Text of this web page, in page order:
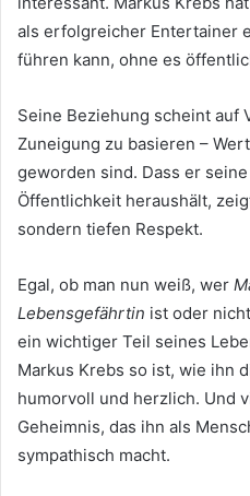
als erfolgreicher Entertainer
führen kann, ohne es
Seine Beziehung scheint auf
Zuneigung zu basieren –
geworden sind. Dass er
Öffentlichkeit heraushält,
sondern tiefen Respekt.
Egal, ob man nun weiß, wer
Lebensgefährtin ist oder
ein wichtiger Teil seines
Markus Krebs so ist, wie ihn
humorvoll und herzlich. Und
Geheimnis, das ihn als
sympathisch macht.